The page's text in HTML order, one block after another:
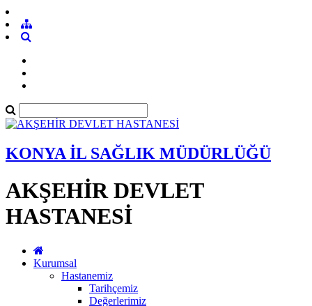
KONYA İL SAĞLIK MÜDÜRLÜĞÜ
AKŞEHİR DEVLET
HASTANESİ
Kurumsal
Hastanemiz
Tarihçemiz
Değerlerimiz